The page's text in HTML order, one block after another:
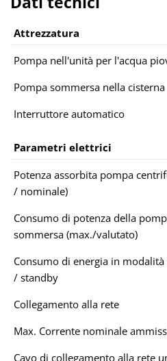
Attrezzatura
Pompa nell'unità per l'acqua
Pompa sommersa nella cisterna
Interruttore automatico
Parametri elettrici
Potenza assorbita pompa
/ nominale)
Consumo di potenza della
sommersa (max./valutato)
Consumo di energia in
/ standby
Collegamento alla rete
Max. Corrente nominale
Cavo di collegamento alla rete